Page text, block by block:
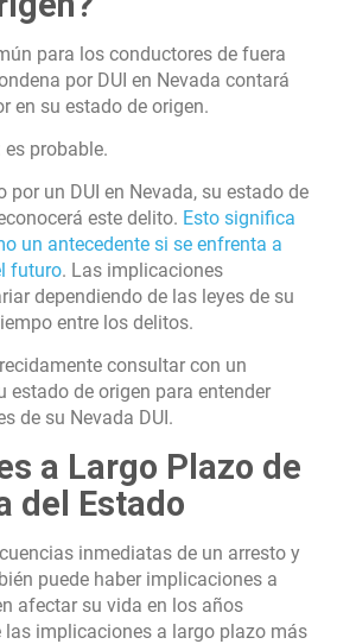
para los conductores de fuera
por DUI en Nevada contará
en su estado de origen.
probable.
por un DUI en Nevada, su estado de
este delito. Esto significa
un antecedente si se enfrenta a
futuro. Las implicaciones
dependiendo de las leyes de su
entre los delitos.
consultar con un
estado de origen para entender
de su Nevada DUI.
a Largo Plazo de
del Estado
inmediatas de un arresto y
puede haber implicaciones a
afectar su vida en los años
las implicaciones a largo plazo más